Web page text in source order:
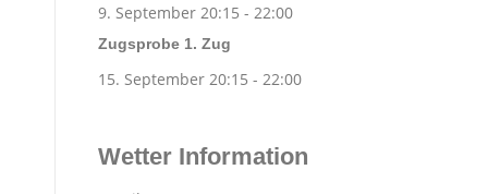
9. September 20:15 - 22:00
Zugsprobe 1. Zug
15. September 20:15 - 22:00
Wetter Information